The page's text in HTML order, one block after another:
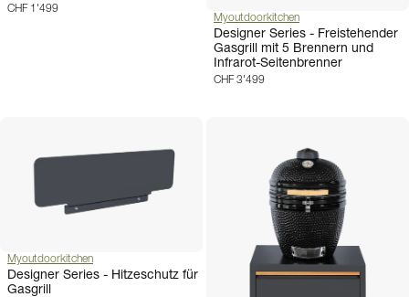
CHF 1'499
Myoutdoorkitchen
Designer Series - Freistehender
Gasgrill mit 5 Brennern und
Infrarot-Seitenbrenner
CHF 3'499
Myoutdoorkitchen
Designer Series - Hitzeschutz für
Gasgrill